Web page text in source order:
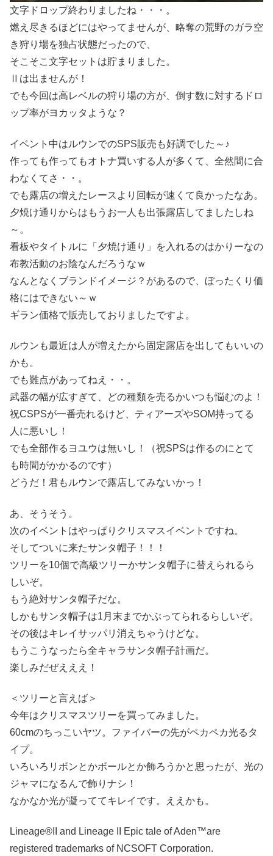
文字ドロップ終わりましたね・・・。
燃え尽きるほどにはやってませんが、略奪の荒野のガラ空
き狩り場を独占状態だったので、
そこそこ文字セットは貯まりました。
Ⅱは出ませんが！
でも今回は高レベルの狩り場の方が、倒す数に対するドロ
ップ率がヨカッタような？
イベント中はルウンでのSPS販売も好調でした～♪
作っても作ってもオトナ買いする人が多くて、全然間に合
わなくてさ・・。
でも露店の増えたレースより回転が速くて良かったなあ。
夕焼け通りからはもうお一人も出張露店してましたしね
～。
看板やタイトルに「夕焼け通り」を入れるのはかりーなの
布教活動のお陰なんだろうなｗ
なんとなくブランドイメージ？があるので、ぼったくり価
格にはできない～ｗ
ギラン価格で販売しておりましたですよ。
ルウンも最近は人が増えたから固定露店を出してもいいの
かも。
でも難点があってねえ・・。
武器の幅が広すぎて、どの種類を売るかいつも悩むのよ！
祝CSPSが一番売れるけど、ティアーズやSOM持ってる
人に悪いし！
でも全部作るヨユウは無いし！（祝SPSは作るのにとて
も時間がかかるのです）
どうだ！君もルウンで露店してみないかっ！
あ、そうそう。
次のイベントはやっぱりクリスマスイベントですね。
そしてついに来たサンタ帽子！！！
ツリーを10個で高級ツリーかサンタ帽子に替えられるら
しいぞ。
もう絶対サンタ帽子だな。
しかもサンタ帽子は1月末までかぶってられるらしいぞ。
その後はキレイサッパリ消えちゃうけどな。
もうこうなったら全キャラサンタ帽子計画だ。
楽しみだぜえええ！
＜ツリーと言えば＞
今年はクリスマスツリーを買ってみました。
60cmのちっこいヤツ。ファイバーの先がペカペカ光るタ
イプ。
いろいろリボンとかボールとか飾ろうかと思ったが、光の
ジャマになるんで飾りナシ！
なかなか光が凝っててキレイです。ええかも。
Lineage®II and Lineage II Epic tale of Aden™are
registered trademarks of NCSOFT Corporation.